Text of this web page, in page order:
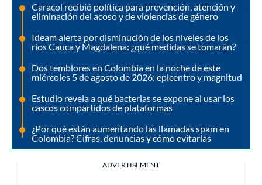
Caracol recibió política para prevención, atención y
eliminación del acoso y de violencias de género
Ideam alerta por disminución de los niveles de los
ríos Cauca y Magdalena: ¿qué medidas se tomarán?
Dos temblores en Colombia en la noche de este
miércoles 5 de agosto de 2026: epicentro y magnitud
Estudio revela a qué bacterias se expone al usar los
cascos compartidos de plataformas
¿Por qué están aumentando las llamadas spam en
Colombia? Cifras, denuncias y cómo evitarlas
ADVERTISEMENT